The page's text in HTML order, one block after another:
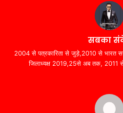
सबका
2004 से पत्रकारिता से जुड़े,2010 से भारत
जिलाध्यक्ष 2019,25से अब तक, 2011